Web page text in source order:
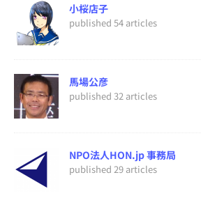
小桜店子
published 54 articles
馬場公彦
published 32 articles
NPO法人HON.jp 事務局
published 29 articles